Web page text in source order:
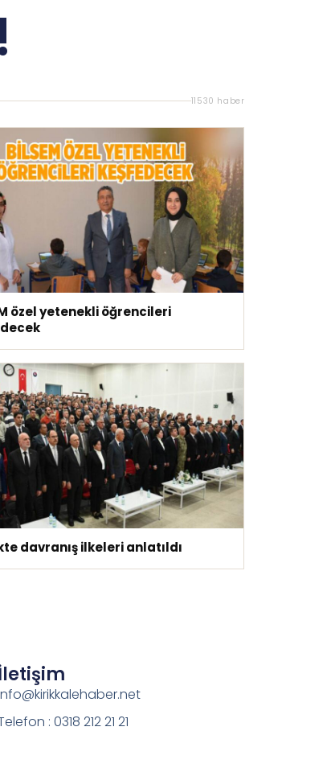
11530 haber
özel yetenekli öğrencileri
davranış ilkeleri anlatıldı
: 0318 212 21 21